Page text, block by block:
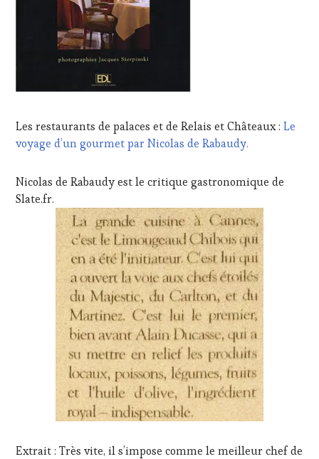
Les restaurants de palaces et de Relais et Châteaux :Le
voyage d’un gourmet par Nicolas de Rabaudy.
Nicolas de Rabaudy est le critique gastronomique de
Slate.fr.
Extrait : Très vite, il s’impose comme le meilleur chef de